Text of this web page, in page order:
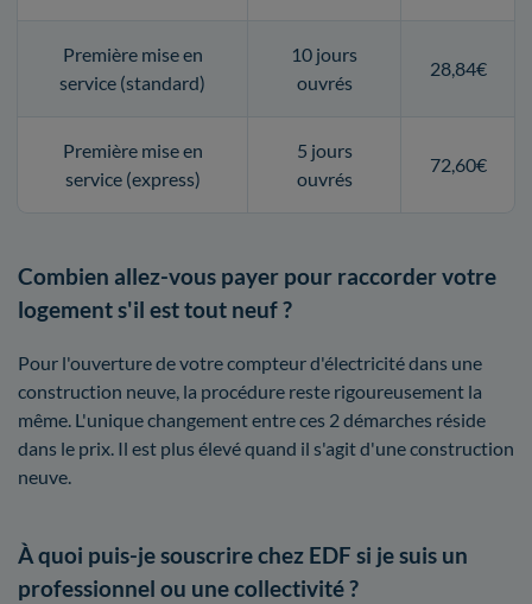
Première mise en
service (standard)
10 jours
ouvrés
28,84€
Première mise en
service (express)
5 jours
ouvrés
72,60€
Combien allez-vous payer pour raccorder votre
logement s'il est tout neuf ?
Pour l'ouverture de votre compteur d'électricité dans une
construction neuve, la procédure reste rigoureusement la
même. L'unique changement entre ces 2 démarches réside
dans le prix. Il est plus élevé quand il s'agit d'une construction
neuve.
À quoi puis-je souscrire chez EDF si je suis un
professionnel ou une collectivité ?